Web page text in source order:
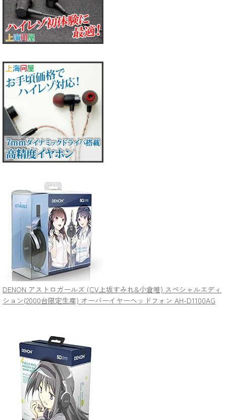
DENON アストロガールズ (CV上坂すみれ&小倉唯) スペシャルエディ
ション(2000台限定生産) オーバーイヤーヘッドフォン AH-D1100AG